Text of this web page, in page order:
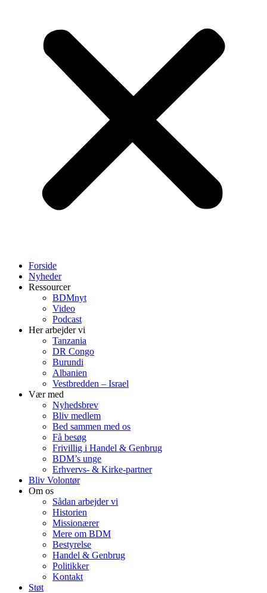
Forside
Nyheder
Ressourcer
BDMnyt
Video
Podcast
Her arbejder vi
Tanzania
DR Congo
Burundi
Albanien
Vestbredden – Israel
Vær med
Nyhedsbrev
Bliv medlem
Bed sammen med os
Få besøg
Frivillig i Handel & Genbrug
BDM’s unge
Erhvervs- & Kirke-partner
Bliv Volontør
Om os
Sådan arbejder vi
Historien
Missionærer
Mere om BDM
Bestyrelse
Handel & Genbrug
Politikker
Kontakt
Støt